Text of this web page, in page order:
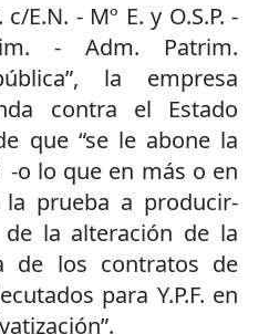
E.N. - Mº E. y O.S.P. -
- Adm. Patrim.
la empresa
contra el Estado
que “se le abone la
-o lo que en más o en
prueba a producir-
de la alteración de la
de los contratos de
para Y.P.F. en